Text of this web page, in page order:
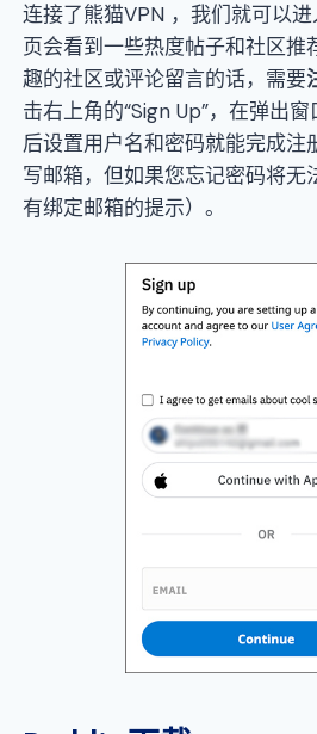
连接了熊猫VPN ，我们就可以
页会看到一些热度帖子和社区推
趣的社区或评论留言的话，需要
击右上角的“Sign Up”，在弹出
后设置用户名和密码就能完成注
写邮箱，但如果您忘记密码将无
有绑定邮箱的提示）。